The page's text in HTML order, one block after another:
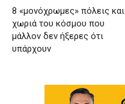
8 «μονόχρωμες» πόλεις και
χωριά του κόσμου που
μάλλον δεν ήξερες ότι
υπάρχουν